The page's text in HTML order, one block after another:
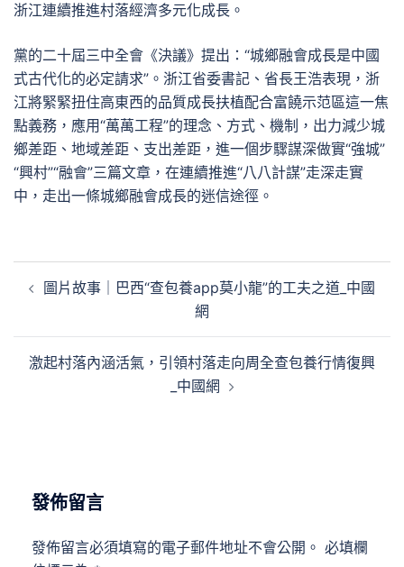
浙江連續推進村落經濟多元化成長。
黨的二十屆三中全會《決議》提出：“城鄉融會成長是中國
式古代化的必定請求”。浙江省委書記、省長王浩表現，浙
江將緊緊扭住高東西的品質成長扶植配合富饒示范區這一焦
點義務，應用“萬萬工程”的理念、方式、機制，出力減少城
鄉差距、地域差距、支出差距，進一個步驟謀深做實“強城”
“興村”“融會”三篇文章，在連續推進“八八計謀”走深走實
中，走出一條城鄉融會成長的迷信途徑。
章
覽
圖片故事｜巴西“查包養app莫小龍”的工夫之道_中國
網
激起村落內涵活氣，引領村落走向周全查包養行情復興
_中國網
發佈留言
發佈留言必須填寫的電子郵件地址不會公開。 必填欄